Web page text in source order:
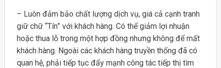
– Luôn đảm bảo chất lượng dịch vụ, giá cả cạnh tranh
giữ chữ “Tín” với khách hàng. Có thể giảm lợi nhuận
hoặc thua lỗ trong một hợp đồng nhưng không để mất
khách hàng. Ngoài các khách hàng truyền thống đã có
quan hệ, phải tiếp tục đẩy mạnh công tác tiếp thị tìm